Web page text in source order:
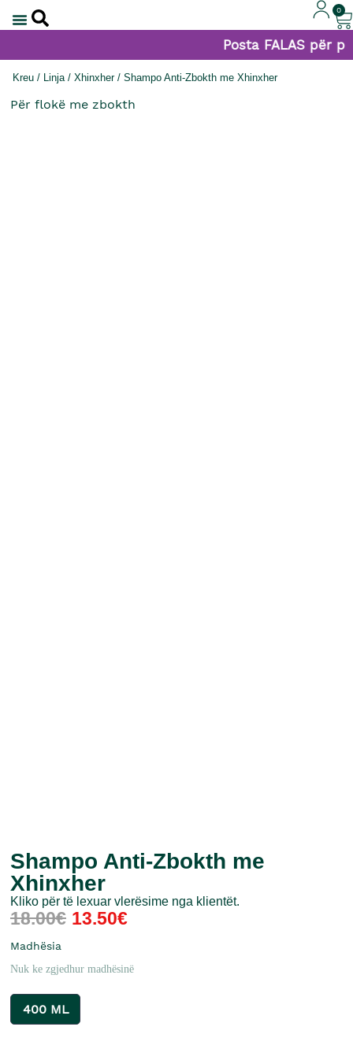
0
Posta FALAS për
Kreu / Linja/ Xhinxher/ Shampo Anti-Zbokth me Xhinxher
Për flokë me zbokth
Shampo Anti-Zbokth me
Xhinxher
Kliko për të lexuar vlerësime nga klientët.
18.00€ 13.50€
Madhësia
Nuk ke zgjedhur madhësinë
400 ML